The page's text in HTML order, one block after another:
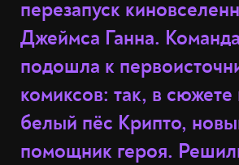
перезапуск
Джеймса Ганна.
подошла к
комиксов: так, в сюжете
белый пёс Крипто,
помощник героя.